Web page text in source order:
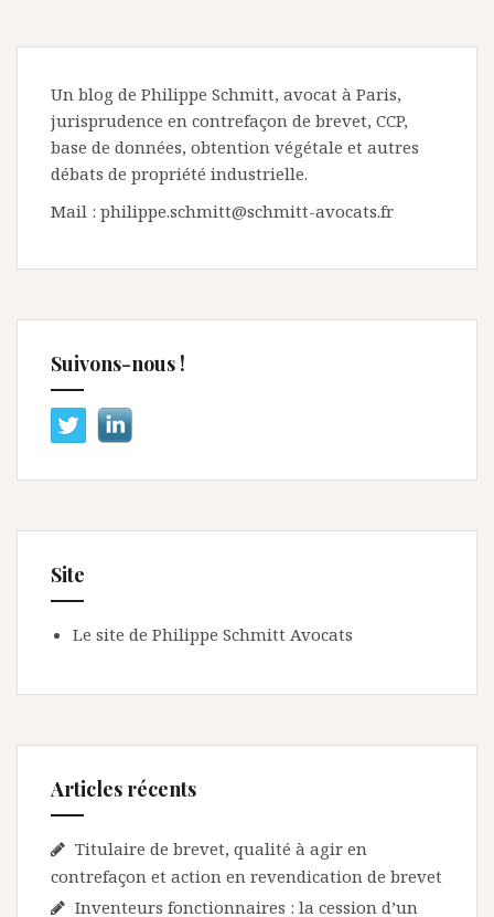
Un blog de Philippe Schmitt, avocat à Paris,
jurisprudence en contrefaçon de brevet, CCP,
base de données, obtention végétale et autres
débats de propriété industrielle.
Mail : philippe.schmitt@schmitt-avocats.fr
Suivons-nous !
Site
Le site de Philippe Schmitt Avocats
Articles récents
Titulaire de brevet, qualité à agir en
contrefaçon et action en revendication de brevet
Inventeurs fonctionnaires : la cession d’un